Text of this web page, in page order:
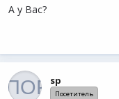
А у Вас?
sp
Посетитель